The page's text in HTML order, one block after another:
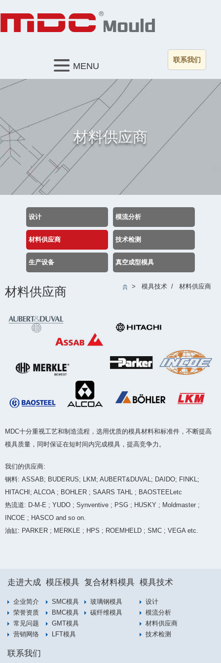
联系我们
MENU
材料供应商
设计 模流分析
材料供应商 技术检测
生产设备 真空成型模具
材料供应商 > 模具技术 / 材料供应商
MDC十分重视工艺和制造流程，选用优质的模具材料和标准件，不断提高
模具质量，同时保证在短时间内完成模具，提高竞争力。
我们的供应商:
钢料: ASSAB; BUDERUS; LKM; AUBERT&DUVAL; DAIDO; FINKL;
HITACHI; ALCOA ; BOHLER ; SAARS TAHL ; BAOSTEELetc
热流道: D-M-E ; YUDO ; Synventive ; PSG ; HUSKY ; Moldmaster ;
INCOE ; HASCO and so on.
油缸: PARKER ; MERKLE ; HPS ; ROEMHELD ; SMC ; VEGA etc.
走进大成
企业简介
荣誉资质
常见问题
营销网络
模压模具
SMC模具
BMC模具
GMT模具
LFT模具
复合材料模具
玻璃钢模具
碳纤维模具
模具技术
设计
模流分析
材料供应商
技术检测
联系我们